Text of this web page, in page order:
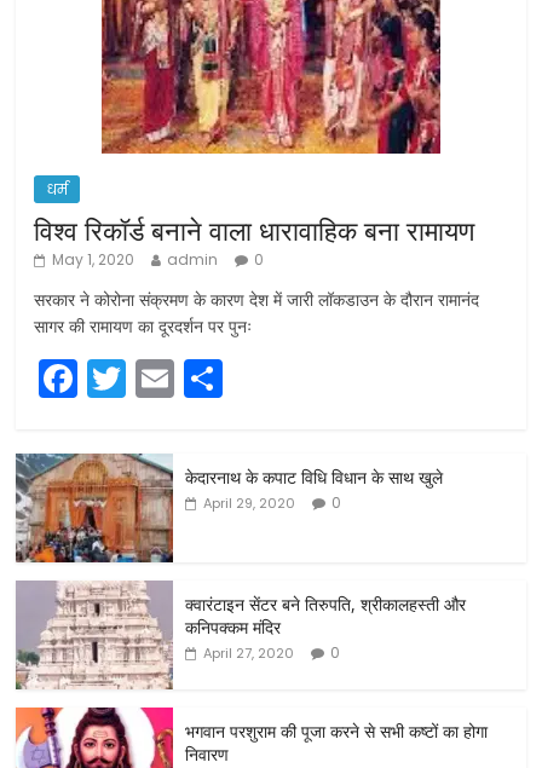
धर्म
विश्व रिकॉर्ड बनाने वाला धारावाहिक बना रामायण
May 1, 2020 admin 0
सरकार ने कोरोना संक्रमण के कारण देश में जारी लॉकडाउन के दौरान रामानंद
सागर की रामायण का दूरदर्शन पर पुनः
F
a
c
e
b
o
o
k
T
w
itt
er
E
m
ai ar
e
केदारनाथ के कपाट विधि विधान के साथ खुले
April 29, 2020 0
क्वारंटाइन सेंटर बने तिरुपति, श्रीकालहस्ती और
कनिपक्कम मंदिर
April 27, 2020 0
भगवान परशुराम की पूजा करने से सभी कष्टों का होगा
निवारण